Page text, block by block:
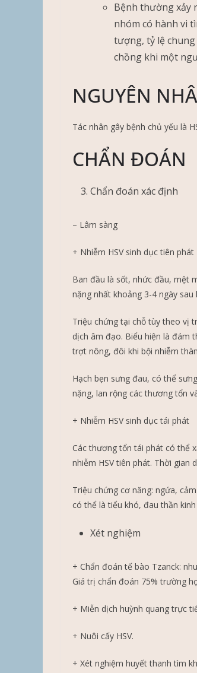
Bệnh thường xảy
nhóm có hành vi
tượng, tỷ lệ chung
chồng khi một
NGUYÊN
Tác nhân gây bệnh chủ yếu là
CHẨN ĐOÁN
Chẩn đoán xác định
– Lâm sàng
+ Nhiễm HSV sinh dục tiên
Ban đầu là sốt, nhức đầu, mệt
nặng nhất khoảng 3-4 ngày
Triệu chứng tại chỗ tùy theo vị
dịch âm đạo. Biểu hiện là đám
trợt nông, đôi khi bội nhiễm
Hạch bẹn sưng đau, có thể
nặng, lan rộng các thương tổn
+ Nhiễm HSV sinh dục tái phát
Các thương tổn tái phát có thể
nhiễm HSV tiên phát. Thời gian
Triệu chứng cơ năng: ngứa,
có thể là tiểu khó, đau thần
Xét nghiệm
+ Chẩn đoán tế bào Tzanck:
Giá trị chẩn đoán 75% trường
+ Miễn dịch huỳnh quang trực
+ Nuôi cấy HSV.
+ Xét nghiệm huyết thanh tìm